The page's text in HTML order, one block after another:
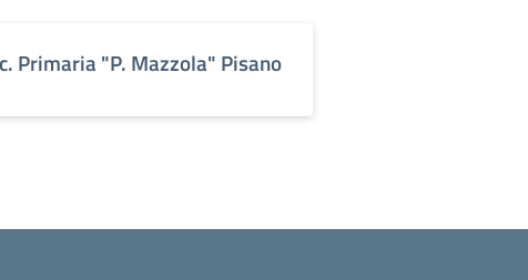
Primaria "P. Mazzola" Pisano